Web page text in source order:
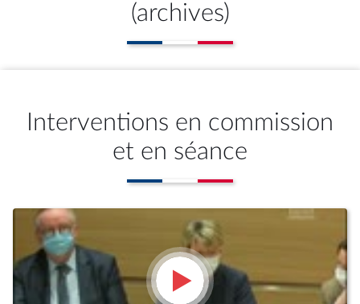
(archives)
Interventions en commission
et en séance